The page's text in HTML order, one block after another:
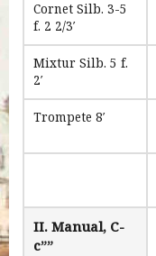
Cornet Silb. 3-5
f. 2 2/3′
Mixtur Silb. 5 f.
2′
Trompete 8′
II. Manual, C-
c””